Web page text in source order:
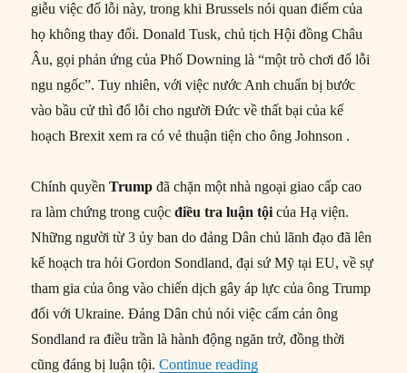
giễu việc đổ lỗi này, trong khi Brussels nói quan điểm của
họ không thay đổi. Donald Tusk, chủ tịch Hội đồng Châu
Âu, gọi phản ứng của Phố Downing là “một trò chơi đổ lỗi
ngu ngốc”. Tuy nhiên, với việc nước Anh chuẩn bị bước
vào bầu cử thì đổ lỗi cho người Đức về thất bại của kế
hoạch Brexit xem ra có vẻ thuận tiện cho ông Johnson .
Chính quyềnTrump đã chặn một nhà ngoại giao cấp cao
ra làm chứng trong cuộcđiều tra luận tội của Hạ viện.
Những người từ 3 ủy ban do đảng Dân chủ lãnh đạo đã lên
kế hoạch tra hỏi Gordon Sondland, đại sứ Mỹ tại EU, về sự
tham gia của ông vào chiến dịch gây áp lực của ông Trump
đối với Ukraine. Đảng Dân chủ nói việc cấm cản ông
Sondland ra điều trần là hành động ngăn trở, đồng thời
cũng đáng bị luận tội.Continue reading“Thế giới hôm nay: 09/